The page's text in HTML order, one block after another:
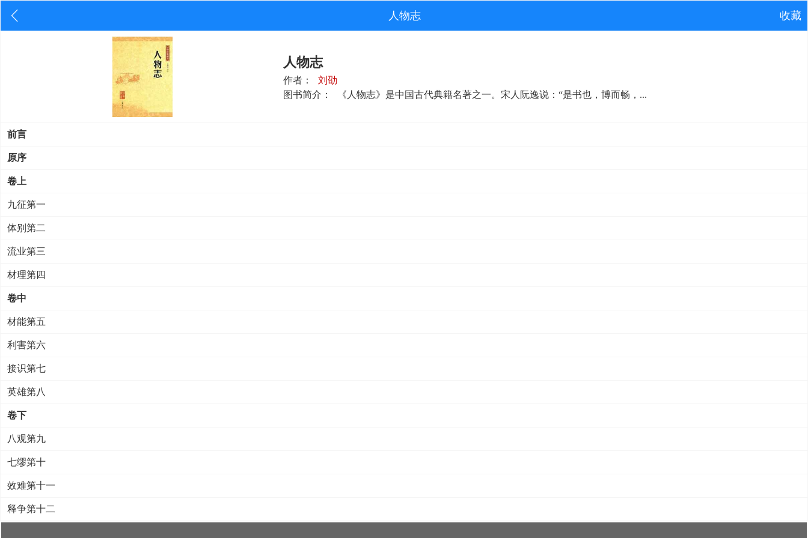
人物志 收藏
人物志
作者：
刘劭
图书简介：
《人物志》是中国古代典籍名著之一。宋人阮逸说：“是书也，博而畅，...
前言
原序
卷上
九征第一
体别第二
流业第三
材理第四
卷中
材能第五
利害第六
接识第七
英雄第八
卷下
八观第九
七缪第十
效难第十一
释争第十二